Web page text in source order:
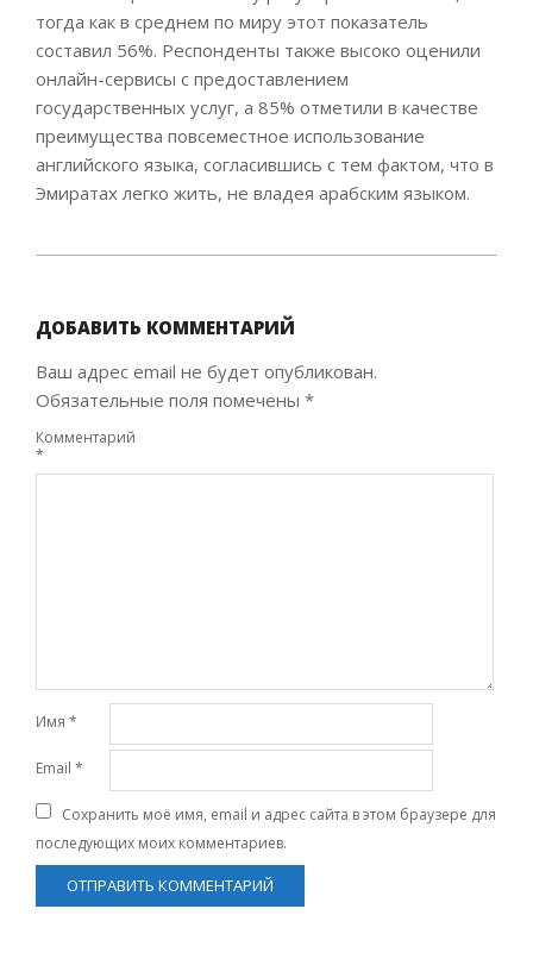
тогда как в среднем по миру этот показатель
составил 56%. Респонденты также высоко оценили
онлайн-сервисы с предоставлением
государственных услуг, а 85% отметили в качестве
преимущества повсеместное использование
английского языка, согласившись с тем фактом, что в
Эмиратах легко жить, не владея арабским языком.
17
ДОБАВИТЬ КОММЕНТАРИЙ
Ваш адрес email не будет опубликован.
Обязательные поля помечены *
Комментарий
*
Имя *
Email *
Сохранить моё имя, email и адрес сайта в этом браузере для
последующих моих комментариев.